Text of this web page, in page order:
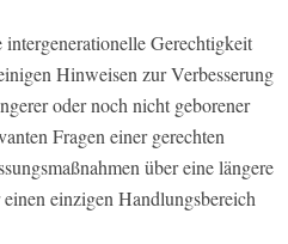
Gerechtigkeit
Hinweisen zur Verbesserung
oder noch nicht geborener
Fragen einer gerechten
über eine längere
einzigen Handlungsbereich